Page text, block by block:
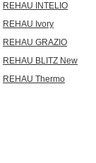
REHAU INTELIO
REHAU Ivory
REHAU GRAZIO
REHAU BLITZ New
REHAU Thermo